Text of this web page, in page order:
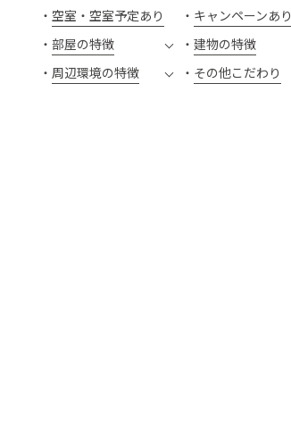
空室・空室予定あり
キャンペーンあり
部屋の特徴
建物の特徴
周辺環境の特徴
その他こだわり